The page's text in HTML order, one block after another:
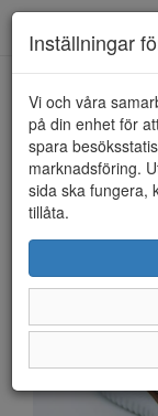
HEM RIEKER
Inställningar
Vi och våra
på din enhet för
spara
marknadsföring.
sida ska fungera,
tillåta.